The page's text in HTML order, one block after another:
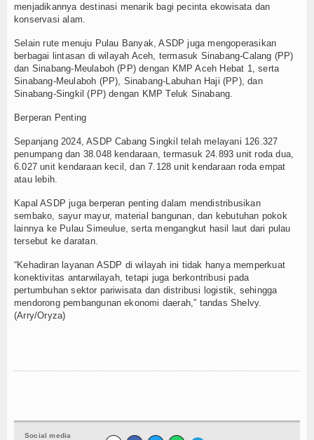
menjadikannya destinasi menarik bagi pecinta ekowisata dan
konservasi alam.
Selain rute menuju Pulau Banyak, ASDP juga mengoperasikan
berbagai lintasan di wilayah Aceh, termasuk Sinabang-Calang (PP)
dan Sinabang-Meulaboh (PP) dengan KMP Aceh Hebat 1, serta
Sinabang-Meulaboh (PP), Sinabang-Labuhan Haji (PP), dan
Sinabang-Singkil (PP) dengan KMP Teluk Sinabang.
Berperan Penting
Sepanjang 2024, ASDP Cabang Singkil telah melayani 126.327
penumpang dan 38.048 kendaraan, termasuk 24.893 unit roda dua,
6.027 unit kendaraan kecil, dan 7.128 unit kendaraan roda empat
atau lebih.
Kapal ASDP juga berperan penting dalam mendistribusikan
sembako, sayur mayur, material bangunan, dan kebutuhan pokok
lainnya ke Pulau Simeulue, serta mengangkut hasil laut dari pulau
tersebut ke daratan.
“Kehadiran layanan ASDP di wilayah ini tidak hanya memperkuat
konektivitas antarwilayah, tetapi juga berkontribusi pada
pertumbuhan sektor pariwisata dan distribusi logistik, sehingga
mendorong pembangunan ekonomi daerah,” tandas Shelvy.
(Arry/Oryza)
Social media